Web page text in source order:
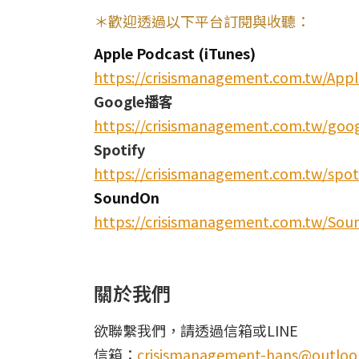
＊歡迎透過以下平台訂閱與收聽：
Apple Podcast (iTunes)
https://crisismanagement.com.tw/
Google播客
https://crisismanagement.com.tw/
Spotify
https://crisismanagement.com.tw/
SoundOn
https://crisismanagement.com.tw/
關於我們
欲聯繫我們，請透過信箱或LINE
信箱： crisismanagement-